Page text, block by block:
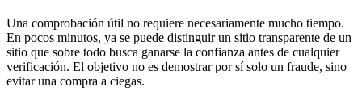
Una comprobación útil no requiere necesariamente mucho tiempo.
En pocos minutos, ya se puede distinguir un sitio transparente de un
sitio que sobre todo busca ganarse la confianza antes de cualquier
verificación. El objetivo no es demostrar por sí solo un fraude, sino
evitar una compra a ciegas.